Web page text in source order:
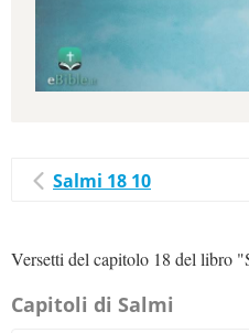
Salmi 18 10
Versetti del capitolo 18 del libro
Capitoli di Salmi